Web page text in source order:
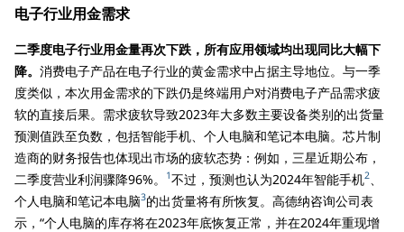
电子行业用金需求
二季度电子行业用金量再次下跌，所有应用领域均出现同比大幅下
降。 消费电子产品在电子行业的黄金需求中占据主导地位。与一季
度类似，本次用金需求的下跌仍是终端用户对消费电子产品需求疲
软的直接后果。需求疲软导致2023年大多数主要设备类别的出货量
预测值跌至负数，包括智能手机、个人电脑和笔记本电脑。芯片制
造商的财务报告也体现出市场的疲软态势：例如，三星近期公布，
二季度营业利润骤降96%。
1不过，预测也认为2024年智能手机2
个人电脑和笔记本电脑3的出货量将有所恢复。高德纳咨询公司表
示，“个人电脑的库存将在2023年底恢复正常，并在2024年重现增